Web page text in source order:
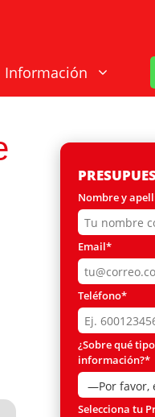
Información
Nombre y
Email*
Teléfono*
¿Sobre qué
información?*
Selecciona tu